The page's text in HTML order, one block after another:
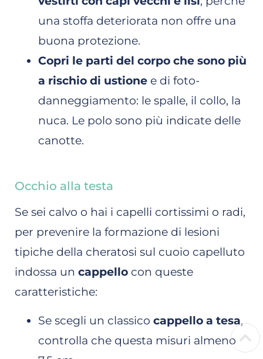
una stoffa deteriorata non offre una
buona protezione.
Copri le parti del corpo che sono più
a rischio di ustione e di foto-
danneggiamento: le spalle, il collo, la
nuca. Le polo sono più indicate delle
canotte.
Occhio alla testa
Se sei calvo o hai i capelli cortissimi o radi,
per prevenire la formazione di lesioni
tipiche della cheratosi sul cuoio capelluto
indossa un cappello con queste
caratteristiche:
Se scegli un classico cappello a tesa,
controlla che questa misuri almeno